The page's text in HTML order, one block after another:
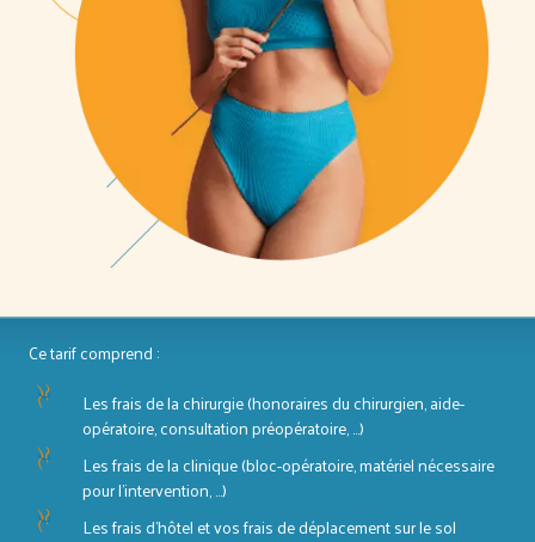
Ce tarif comprend :
Les frais de la chirurgie (honoraires du chirurgien, aide-
opératoire, consultation préopératoire, …)
Les frais de la clinique (bloc-opératoire, matériel nécessaire
pour l’intervention, …)
Les frais d’hôtel et vos frais de déplacement sur le sol